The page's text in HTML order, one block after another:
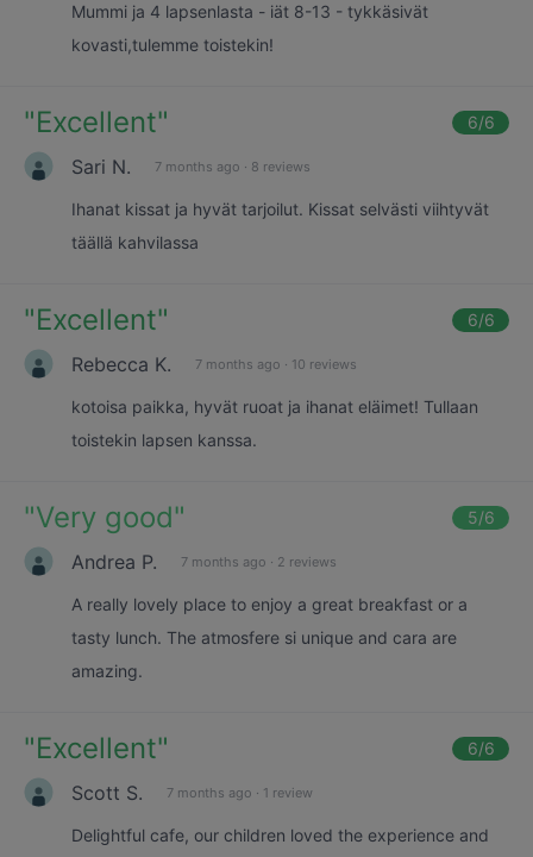
Mummi ja 4 lapsenlasta - iät 8-13 - tykkäsivät
kovasti,tulemme toistekin!
"Excellent" 6/6
Sari N. 7 months ago · 8 reviews
Ihanat kissat ja hyvät tarjoilut. Kissat selvästi viihtyvät
täällä kahvilassa
"Excellent" 6/6
Rebecca K. 7 months ago · 10 reviews
kotoisa paikka, hyvät ruoat ja ihanat eläimet! Tullaan
toistekin lapsen kanssa.
"Very good" 5/6
Andrea P. 7 months ago · 2 reviews
A really lovely place to enjoy a great breakfast or a
tasty lunch. The atmosfere si unique and cara are
amazing.
"Excellent" 6/6
Scott S. 7 months ago · 1 review
Delightful cafe, our children loved the experience and